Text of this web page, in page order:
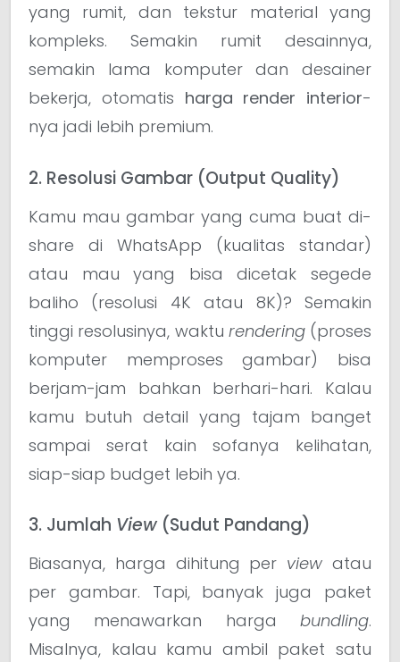
yang rumit, dan tekstur material yang
kompleks. Semakin rumit desainnya,
semakin lama komputer dan desainer
bekerja, otomatis harga render interior-
nya jadi lebih premium.
2. Resolusi Gambar (Output Quality)
Kamu mau gambar yang cuma buat di-
share di WhatsApp (kualitas standar)
atau mau yang bisa dicetak segede
baliho (resolusi 4K atau 8K)? Semakin
tinggi resolusinya, waktu rendering(proses
komputer memproses gambar) bisa
berjam-jam bahkan berhari-hari. Kalau
kamu butuh detail yang tajam banget
sampai serat kain sofanya kelihatan,
siap-siap budget lebih ya.
3. Jumlah View (Sudut Pandang)
Biasanya, harga dihitung per view atau
per gambar. Tapi, banyak juga paket
yang menawarkan harga bundling.
Misalnya, kalau kamu ambil paket satu